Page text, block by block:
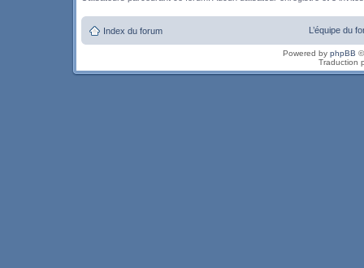
Index du forum L’équipe du
Powered by phpBB
Traduction